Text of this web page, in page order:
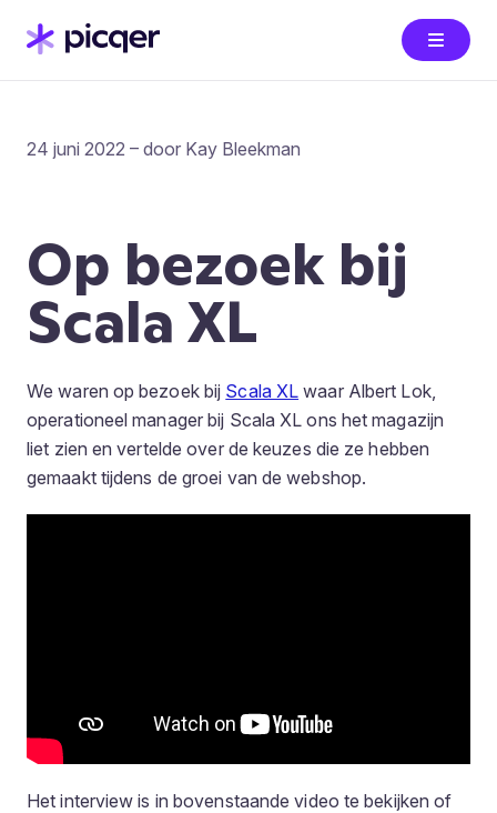
24 juni 2022 – door Kay Bleekman
Op bezoek bij
Scala XL
We waren op bezoek bij Scala XL waar Albert Lok,
operationeel manager bij Scala XL ons het magazijn
liet zien en vertelde over de keuzes die ze hebben
gemaakt tijdens de groei van de webshop.
Het interview is in bovenstaande video te bekijken of